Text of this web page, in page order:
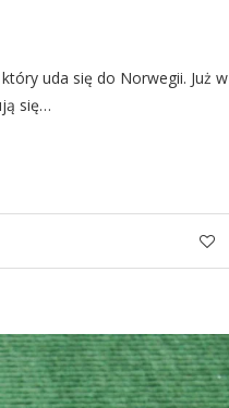
uda się do Norwegii. Już w
się…